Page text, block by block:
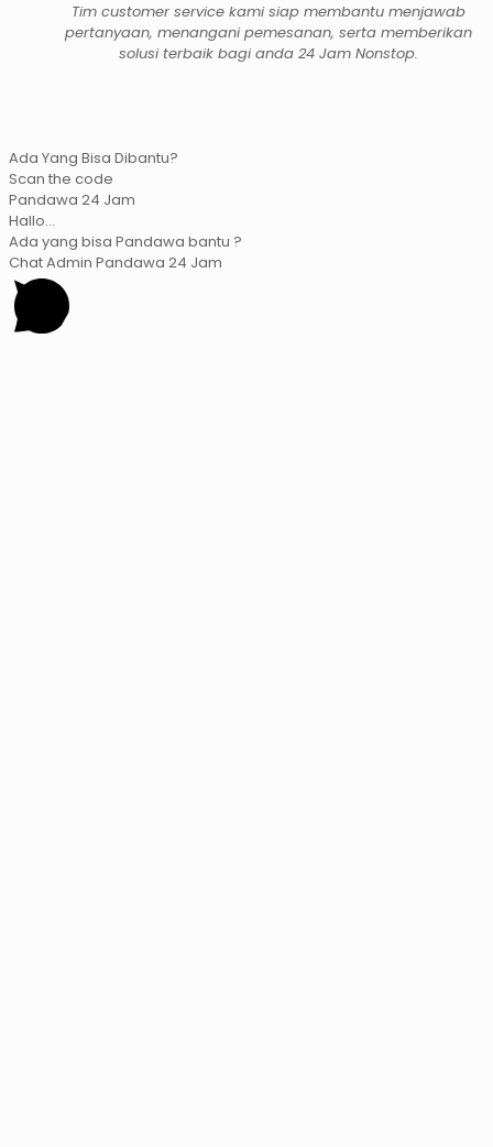
Tim customer service kami siap membantu menjawab
pertanyaan, menangani pemesanan, serta memberikan
solusi terbaik bagi anda 24 Jam Nonstop.
Ada Yang Bisa Dibantu?
Scan the code
Pandawa 24 Jam
Hallo...
Ada yang bisa Pandawa bantu ?
Chat Admin Pandawa 24 Jam